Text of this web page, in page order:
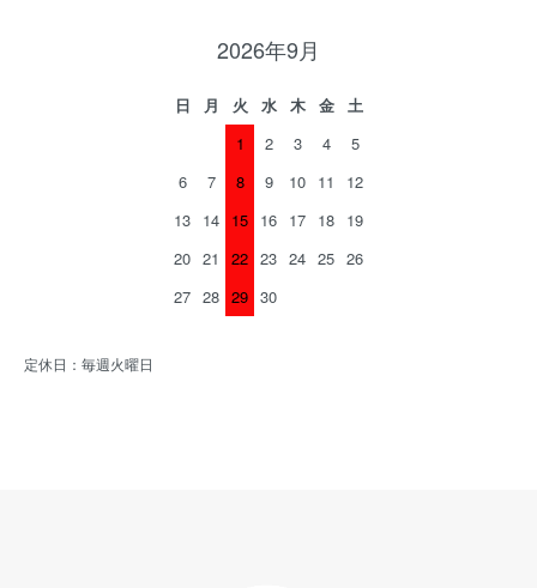
2026年9月
日 月 火 水 木 金
土
1
2 3 4
5
6
7 8 9 10 11
12
13 14 15 16 17 18 19
20 21 22 23 24 25 26
27 28 29 30
定休日：毎週火曜日